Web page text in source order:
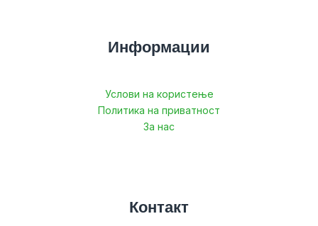
Информации
Услови на користење
Политика на приватност
За нас
Контакт